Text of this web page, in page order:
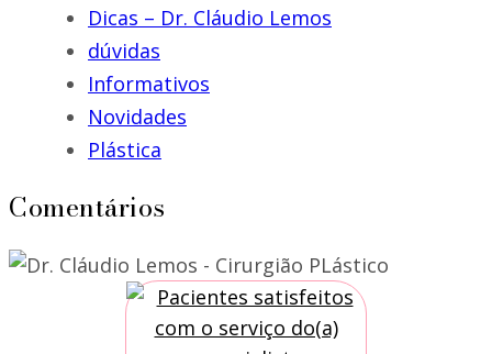
Dicas – Dr. Cláudio Lemos
dúvidas
Informativos
Novidades
Plástica
Comentários